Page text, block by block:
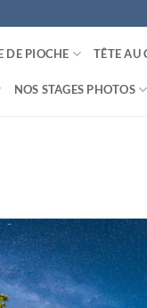
DE PIOCHE TÊTE AU
NOS STAGES PHOTOS